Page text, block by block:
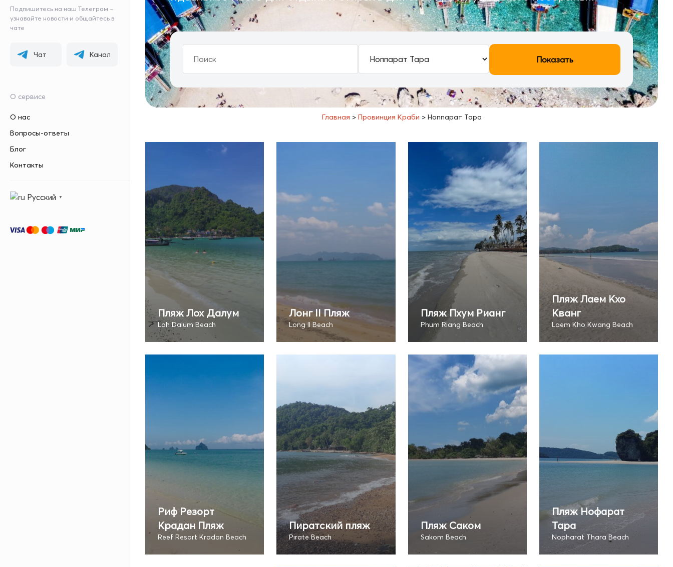
Подпишитесь на наш Телеграм –
узнавайте новости и общайтесь в
чате
Чат Канал
О сервисе
О нас
Вопросы-ответы
Блог
Контакты
Русский ▼
Показать
Главная > Провинция Краби > Ноппарат Тара
Пляж Лох Далум
Loh Dalum Beach
Лонг II Пляж
Long II Beach
Пляж Пхум Рианг
Phum Riang Beach
Пляж Лаем Кхо
Кванг
Laem Kho Kwang Beach
Риф Резорт
Крадан Пляж
Reef Resort Kradan Beach
Пиратский пляж
Pirate Beach
Пляж Саком
Sakom Beach
Пляж Нофарат
Тара
Nopharat Thara Beach